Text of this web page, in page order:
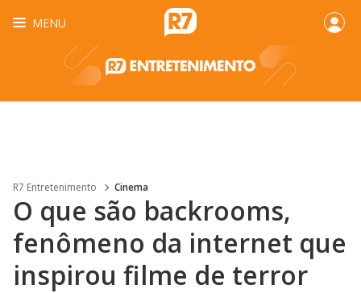
MENU
R7 Entretenimento Cinema
O que são backrooms,
fenômeno da internet que
inspirou filme de terror